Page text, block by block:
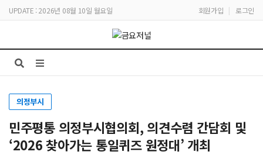
UPDATE : 2026년 08월 10일 월요일 회원가입 | 로그인
의정부시
민주평통 의정부시협의회, 의견수렴 간담회 및
‘2026 찾아가는 통일퀴즈 원정대’ 개최